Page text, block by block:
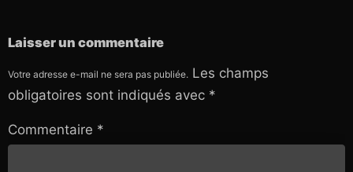
Laisser un commentaire
Votre adresse e-mail ne sera pas publiée. Les champs
obligatoires sont indiqués avec *
Commentaire *